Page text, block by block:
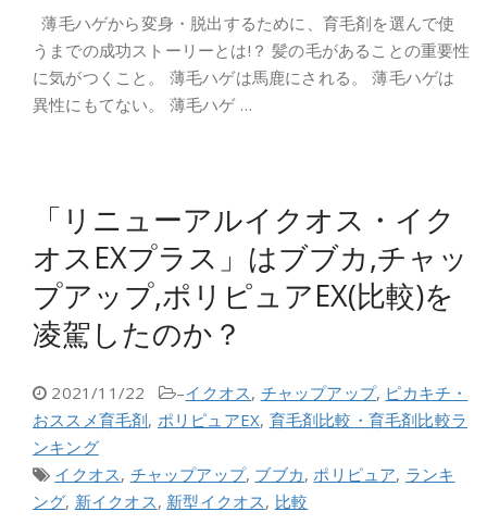
薄毛ハゲから変身・脱出するために、育毛剤を選んで使
うまでの成功ストーリーとは!？ 髪の毛があることの重要性
に気がつくこと。 薄毛ハゲは馬鹿にされる。 薄毛ハゲは
異性にもてない。 薄毛ハゲ …
「リニューアルイクオス・イク
オスEXプラス」はブブカ,チャッ
プアップ,ポリピュアEX(比較)を
凌駕したのか？
2021/11/22 –イクオス, チャップアップ, ピカキチ・
おススメ育毛剤, ポリピュアEX, 育毛剤比較・育毛剤比較ラ
ンキング
イクオス, チャップアップ, ブブカ,ポリピュア, ランキ
ング, 新イクオス, 新型イクオス, 比較